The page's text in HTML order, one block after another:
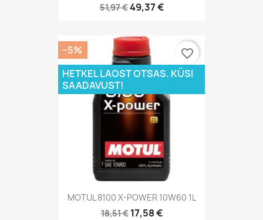
51,97 €49,37 €
MOTUL 8100 X-POWER 10W60 1L
18,51 € 17,58 €
−5%
HETKEL LAOST OTSAS. KÜSI
SAADAVUST!
favorite_border